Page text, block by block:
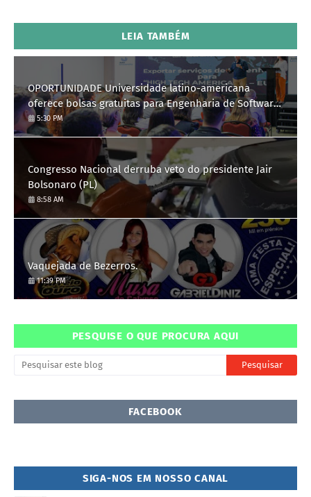
LEIA TAMBÉM
OPORTUNIDADE Universidade latino-americana
oferece bolsas gratuitas para Engenharia de Software;
saiba como se candidatar
5:30 PM
Congresso Nacional derruba veto do presidente Jair
Bolsonaro (PL)
8:58 AM
Vaquejada de Bezerros.
11:39 PM
PESQUISE O QUE PROCURA AQUI
FACEBOOK
SIGA-NOS EM NOSSO CANAL